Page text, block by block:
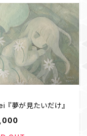
『夢が見たいだけ』